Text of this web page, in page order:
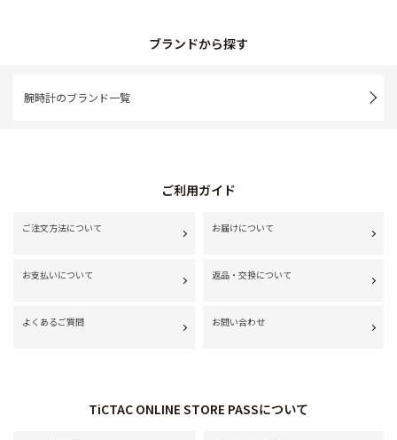
ブランドから探す
腕時計のブランド一覧
ご利用ガイド
ご注文方法について お届けについて
お支払いについて 返品・交換について
よくあるご質問 お問い合わせ
TiCTAC ONLINE STORE PASSについて